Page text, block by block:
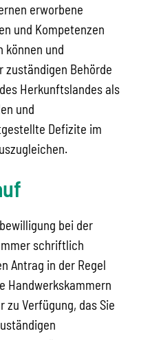
erworbene
und Kompetenzen
können und
zuständigen Behörde
Herkunftslandes als
und
Defizite im
bei der
schriftlich
Antrag in der Regel
Handwerkskammern
Verfügung, das Sie